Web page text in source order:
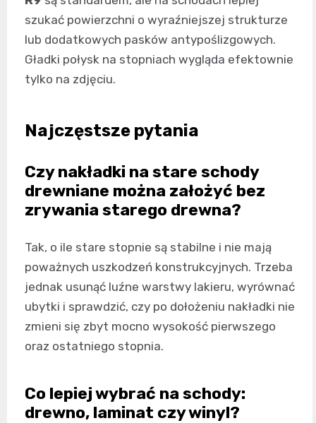
szukać powierzchni o wyraźniejszej strukturze
lub dodatkowych pasków antypoślizgowych.
Gładki połysk na stopniach wygląda efektownie
tylko na zdjęciu.
Najczęstsze pytania
Czy nakładki na stare schody
drewniane można założyć bez
zrywania starego drewna?
Tak, o ile stare stopnie są stabilne i nie mają
poważnych uszkodzeń konstrukcyjnych. Trzeba
jednak usunąć luźne warstwy lakieru, wyrównać
ubytki i sprawdzić, czy po dołożeniu nakładki nie
zmieni się zbyt mocno wysokość pierwszego
oraz ostatniego stopnia.
Co lepiej wybrać na schody:
drewno, laminat czy winyl?